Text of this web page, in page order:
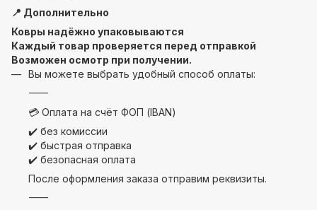
📍 Дополнительно
Ковры надёжно упаковываются
Каждый товар проверяется перед отправкой
Возможен осмотр при получении.
Вы можете выбрать удобный способ оплаты:
⸻
💳 Оплата на счёт ФОП (IBAN)
✔️ без комиссии
✔️ быстрая отправка
✔️ безопасная оплата
После оформления заказа отправим реквизиты.
⸻